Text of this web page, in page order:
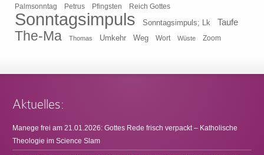
Palmsonntag Petrus Pfingsten Reich Gottes
Sonntagsimpuls Sonntagsimpuls; Lk Taufe
The-Ma Thomas Umkehr Weg Wort Wüste Zoom
Aktuelles:
Manege frei am 21.01.2026: Gottes Rede frisch verpackt – Katholische
Theologie im Science Slam